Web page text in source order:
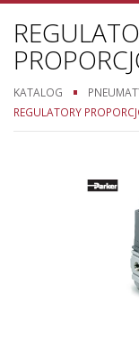
KATALOG
REGULATORY